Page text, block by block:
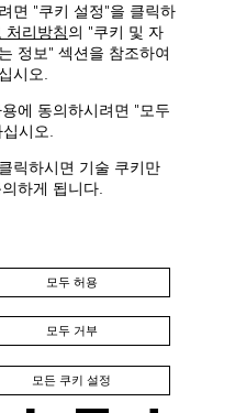
China (EN)
行政区 (ZH-HANS)
行政區 (ZH-HANT)
(EN)
면 "쿠키 설정"을 클릭하
처리방침의 "쿠키 및 자
정보" 섹션을 참조하여
시오.
에 동의하시려면 "모두
시오.
릭하시면 기술 쿠키만
하게 됩니다.
모두 허용
모두 거부
모든 쿠키 설정